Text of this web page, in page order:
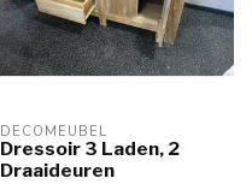
DECOMEUBEL
Dressoir 3 Laden, 2
Draaideuren